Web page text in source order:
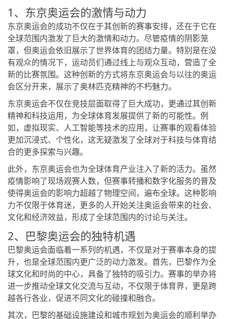
1、东京奥运会的激情与动力
东京奥运会的成功不仅在于其创新的赛事安排，还在于它在
全球范围内激发了巨大的激情和动力。尽管疫情的阴影笼
罩，但奥运会依旧展示了世界体育的团结力量。特别是在没
有观众的情况下，运动员们通过线上与观众互动，营造了全
新的比赛氛围。这种创新的方式将东京奥运会与以往的奥运
会区分开来，展示了奥林匹克精神的不朽魅力。
东京奥运会不仅在竞技层面取得了巨大成功，更通过其创新
精神和科技运用，为全球体育发展提供了新的可能性。例
如，虚拟现实、人工智能等技术的应用，让赛事的观看体验
更加沉浸式、个性化，这无疑激发了全球对于科技与体育结
合的更多探索与兴趣。
此外，东京奥运会也为全球体育产业注入了新的活力。虽然
疫情影响了现场观赛人数，但赛事转播和数字化服务的普及
使得奥运会的影响力超越了物理空间，遍布全球。这种影响
力不仅限于体育迷，更多的人开始关注奥运会带来的社会、
文化和经济效益，形成了全球范围内的讨论与关注。
2、巴黎奥运会的独特机遇
巴黎奥运会面临着一系列的机遇，不仅是对于赛事本身的提
升，也是全球范围内更广泛的动力激发。首先，巴黎作为全
球文化和时尚的中心，具备了独特的吸引力。赛事的举办将
进一步推动全球文化交流与互动，不仅限于体育界，更是跨
越各行各业，促进不同文化的碰撞和融合。
其次，巴黎的基础设施建设和城市规划为奥运会的顺利举办